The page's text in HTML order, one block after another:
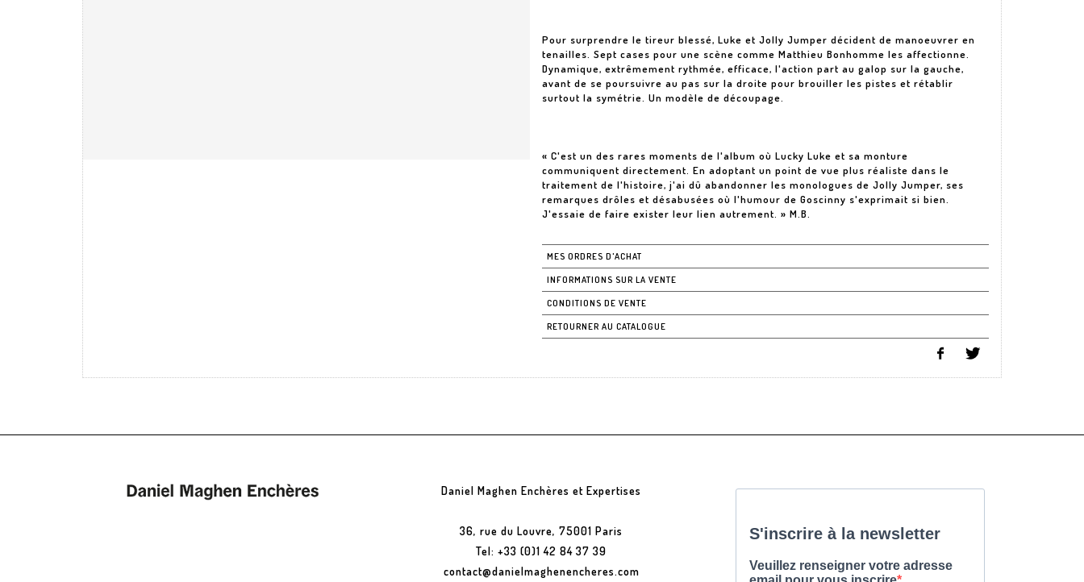
Pour surprendre le tireur blessé, Luke et Jolly Jumper décident de manoeuvrer en
tenailles. Sept cases pour une scène comme Matthieu Bonhomme les affectionne.
Dynamique, extrêmement rythmée, efficace, l'action part au galop sur la gauche,
avant de se poursuivre au pas sur la droite pour brouiller les pistes et rétablir
surtout la symétrie. Un modèle de découpage.
« C'est un des rares moments de l'album où Lucky Luke et sa monture
communiquent directement. En adoptant un point de vue plus réaliste dans le
traitement de l'histoire, j'ai dû abandonner les monologues de Jolly Jumper, ses
remarques drôles et désabusées où l'humour de Goscinny s'exprimait si bien.
J'essaie de faire exister leur lien autrement. » M.B.
MES ORDRES D'ACHAT
INFORMATIONS SUR LA VENTE
CONDITIONS DE VENTE
RETOURNER AU CATALOGUE
Daniel Maghen Enchères et Expertises
36, rue du Louvre, 75001 Paris
Tel: +33 (0)1 42 84 37 39
contact@danielmaghenencheres.com